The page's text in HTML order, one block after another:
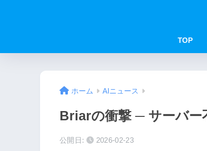
TOP
ホーム AIニュース
Briarの衝撃 ─ サーバー
公開日: 2026-02-23